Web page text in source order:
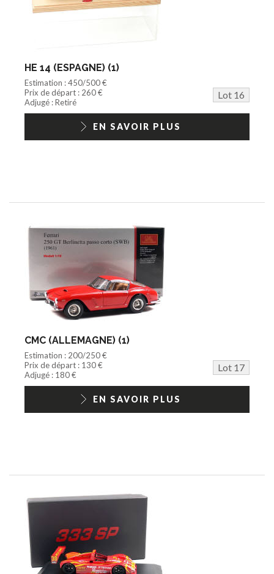
HE 14 (ESPAGNE) (1)
Estimation : 450/500 €
Prix de départ : 260 €
Lot 16
Adjugé : Retiré
EN SAVOIR PLUS
CMC (ALLEMAGNE) (1)
Estimation : 200/250 €
Prix de départ : 130 €
Lot 17
Adjugé : 180 €
EN SAVOIR PLUS